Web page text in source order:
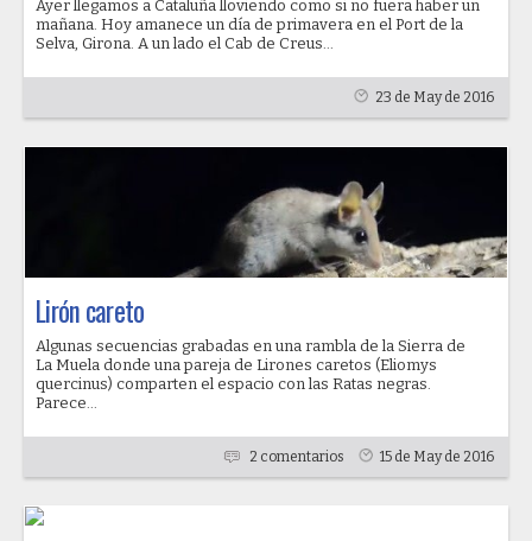
Ayer llegamos a Cataluña lloviendo como si no fuera haber un
mañana. Hoy amanece un día de primavera en el Port de la
Selva, Girona. A un lado el Cab de Creus...
23 de May de 2016
Lirón careto
Algunas secuencias grabadas en una rambla de la Sierra de
La Muela donde una pareja de Lirones caretos (Eliomys
quercinus) comparten el espacio con las Ratas negras.
Parece...
2 comentarios 15 de May de 2016